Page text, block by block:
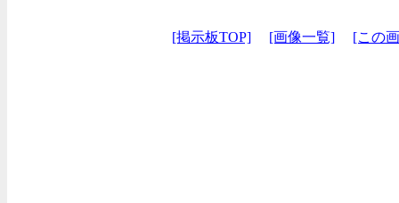
[掲示板TOP] [画像一覧] [この